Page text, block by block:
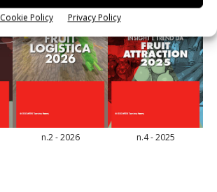
Cookie Policy Privacy Policy
n.2 - 2026 n.4 - 2025